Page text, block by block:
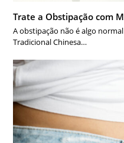
Trate a Obstipação com
A obstipação não é algo
Tradicional Chinesa…